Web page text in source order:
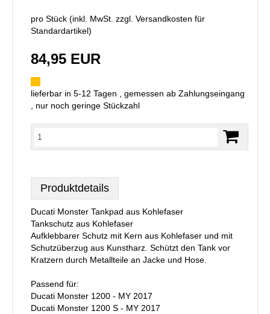
pro Stück (inkl. MwSt. zzgl. Versandkosten für
Standardartikel)
84,95 EUR
lieferbar in 5-12 Tagen , gemessen ab Zahlungseingang
, nur noch geringe Stückzahl
Produktdetails
Ducati Monster Tankpad aus Kohlefaser
Tankschutz aus Kohlefaser
Aufklebbarer Schutz mit Kern aus Kohlefaser und mit
Schutzüberzug aus Kunstharz. Schützt den Tank vor
Kratzern durch Metallteile an Jacke und Hose.
Passend für:
Ducati Monster 1200 - MY 2017
Ducati Monster 1200 S - MY 2017